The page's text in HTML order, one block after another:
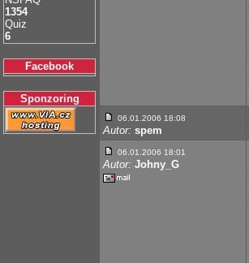
1354
Quiz
6
Facebook
Sponzoring
06.01.2006 18:08
Autor: spem
06.01.2006 18:01
Autor: Johny_G